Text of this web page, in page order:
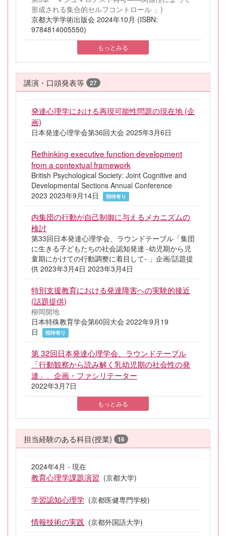
形成される集合的セルフコントロール 」)
京都大学学術出版会 2024年10月 (ISBN:
9784814005550)
もっとみる
講演・口頭発表等 27
発達心理学における再現可能性問題の現在地 (企
画)
日本発達心理学会第36回大会 2025年3月6日
Rethinking executive function development
from a contextual framework
British Psychological Society: Joint Cognitive and
Developmental Sections Annual Conference
2023 2023年9月14日
招待有り
内集団の行動が自己制御に与えるメカニズムの
検討
第33回日本発達心理学会、ラウンドテーブル「集団
に生きる子どもたちの社会認知発達 -幼児期から児
童期にかけての行動調整に着目して- 」企画/話題提
供 2023年3月4日 2023年3月4日
特別支援教育における発達障害への実験的接近
(話題提供)
柳岡開地
日本特殊教育学会第60回大会 2022年9月19
日
招待有り
第 32回日本発達心理学会、ラウンドテーブル
「行動観察から読み解く乳幼児期の社会性の発
達」、企画・ファシリテーター
2022年3月7日
もっとみる
担当経験のある科目(授業) 16
2024年4月 - 現在
教育心理学課題演習 (京都大学)
学習認知心理学 (京都医健専門学校)
情報技術の実践 (京都外国語大学)